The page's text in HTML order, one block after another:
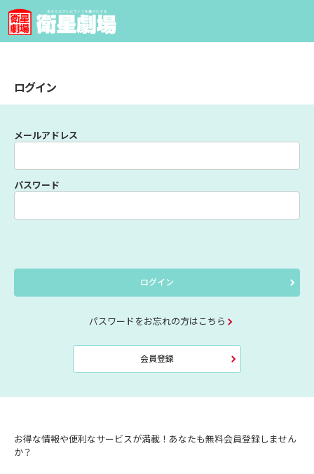
ログイン
メールアドレス
パスワード
ログイン
パスワードをお忘れの方はこちら
会員登録
お得な情報や便利なサービスが満載！あなたも無料会員登録しません
か？